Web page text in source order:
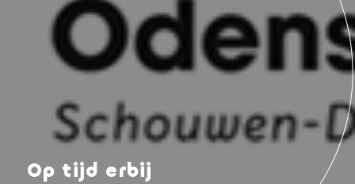
Op tijd erbij